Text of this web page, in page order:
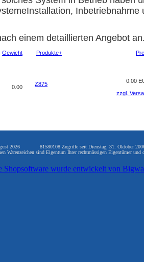
Inbetriebnahme
einem detaillierten Angebot an.
Gewicht Produkte+
0.00 Z875
0.00
zzgl.
2026 81580108 Zugriffe seit Dienstag, 31. Oktober
Warenzeichen sind Eigentum Ihrer rechtmässigen Eigentümer und
Shopsoftware wurde entwickelt von